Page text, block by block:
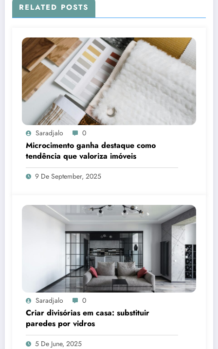
RELATED POSTS
Saradjalo 0
Microcimento ganha destaque como
tendência que valoriza imóveis
9 De September, 2025
Saradjalo 0
Criar divisórias em casa: substituir
paredes por vidros
5 De June, 2025